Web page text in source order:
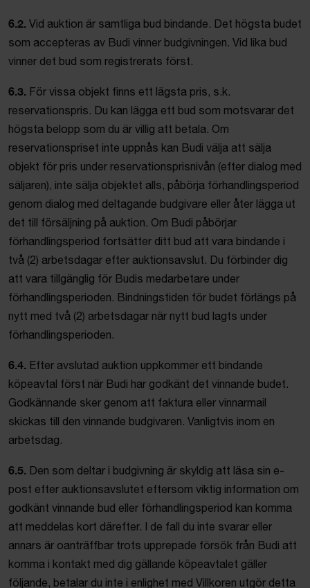
6.2. Vid auktion är samtliga bud bindande. Det högsta budet
som accepteras av Budi vinner budgivningen. Vid lika bud
vinner det bud som registrerats först.
6.3. För vissa objekt finns ett lägsta pris, s.k.
reservationspris. Du kan lägga ett bud som motsvarar det
högsta belopp som du är villig att betala. Om
reservationspriset inte uppnås kan Budi välja att sälja
objekt för pris under reservationsprisnivån (efter dialog med
säljaren), inte sälja objektet alls, påbörja förhandlingsperiod
genom dialog med deltagande budgivare eller åter lägga ut
det till försäljning på auktion. Om Budi påbörjar
förhandlingsperiod fortsätter ditt bud att vara bindande i
två (2) arbetsdagar efter auktionsavslut. Du förbinder dig
att vara tillgänglig för Budis medarbetare under
förhandlingsperioden. Bindningstiden för budet förlängs på
nytt med två (2) arbetsdagar när nytt bud lagts under
förhandlingsperioden.
6.4. Efter avslutad auktion uppkommer ett bindande
köpeavtal först när Budi har godkänt det vinnande budet.
Godkännande sker genom att faktura eller vinnarmail
skickas till den vinnande budgivaren. Vanligtvis inom en
arbetsdag.
6.5. Den som deltar i budgivning är skyldig att läsa sin e-
post efter auktionsavslutet eftersom viktig information om
godkänt vinnande bud eller förhandlingsperiod kan komma
att meddelas kort därefter. I de fall du inte svarar eller
annars är oanträffbar trots upprepade försök från Budi att
komma i kontakt med dig gällande köpeavtalet gäller
följande, betalar du inte i enlighet med Villkoren utgör detta